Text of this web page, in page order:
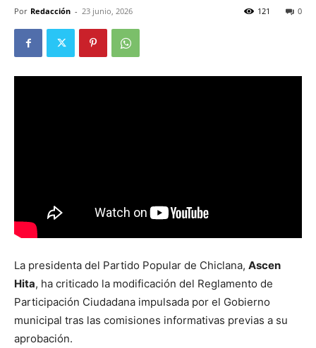
Por Redacción - 23 junio, 2026 0
121
La presidenta del Partido Popular de Chiclana, Ascen
Hita, ha criticado la modificación del Reglamento de
Participación Ciudadana impulsada por el Gobierno
municipal tras las comisiones informativas previas a su
aprobación.